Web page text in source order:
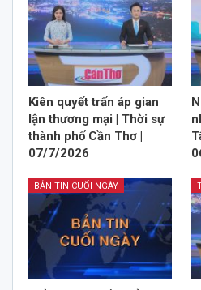
Kiên quyết trấn áp gian
lận thương mại | Thời sự
thành phố Cần Thơ |
07/7/2026
BẢN TIN CUỐI NGÀY